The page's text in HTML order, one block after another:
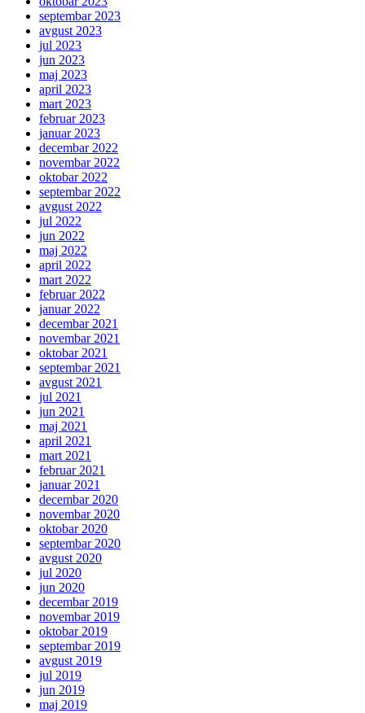
septembar 2023
avgust 2023
jul 2023
jun 2023
maj 2023
april 2023
mart 2023
februar 2023
januar 2023
decembar 2022
novembar 2022
oktobar 2022
septembar 2022
avgust 2022
jul 2022
jun 2022
maj 2022
april 2022
mart 2022
februar 2022
januar 2022
decembar 2021
novembar 2021
oktobar 2021
septembar 2021
avgust 2021
jul 2021
jun 2021
maj 2021
april 2021
mart 2021
februar 2021
januar 2021
decembar 2020
novembar 2020
oktobar 2020
septembar 2020
avgust 2020
jul 2020
jun 2020
decembar 2019
novembar 2019
oktobar 2019
septembar 2019
avgust 2019
jul 2019
jun 2019
maj 2019